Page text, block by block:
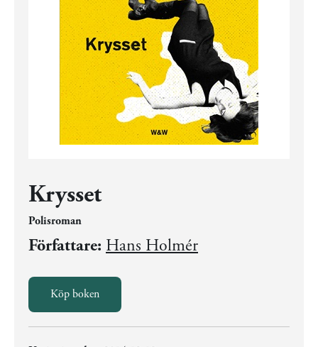
Krysset
Polisroman
Författare: Hans Holmér
Köp boken